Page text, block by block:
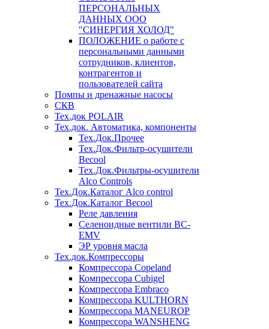
ПЕРСОНАЛЬНЫХ
ДАННЫХ ООО
"СИНЕРГИЯ ХОЛОД"
ПОЛОЖЕНИЕ о работе с
персональными данными
сотрудников, клиентов,
контрагентов и
пользователей сайта
Помпы и дренажные насосы
СКВ
Тех.док POLAIR
Тех.док. Автоматика, компоненты
Тех.Док.Прочее
Тех.Док.Фильтр-осушители
Becool
Тех.Док.Фильтры-осушители
Alco Controls
Тех.Док.Каталог Alco control
Тех.Док.Каталог Becool
Реле давления
Селеноидные вентили BC-
EMV
ЭР уровня масла
Тех.док.Компрессоры
Компрессора Copeland
Компрессора Cubigel
Компрессора Embraco
Компрессора KULTHORN
Компрессора MANEUROP
Компрессора WANSHENG